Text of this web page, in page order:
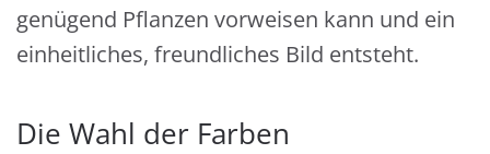
genügend Pflanzen vorweisen kann und ein
einheitliches, freundliches Bild entsteht.
Die Wahl der Farben